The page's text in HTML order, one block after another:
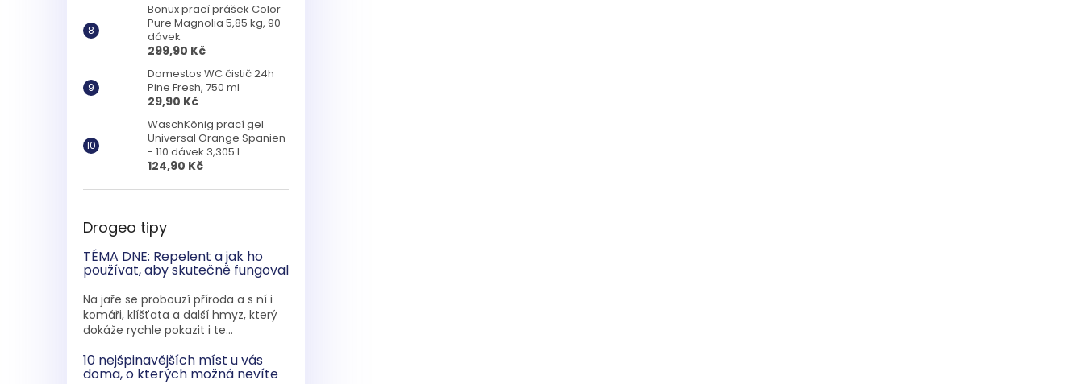
Bonux prací prášek Color
Pure Magnolia 5,85 kg, 90
dávek
299,90 Kč
Domestos WC čistič 24h
Pine Fresh, 750 ml
29,90 Kč
WaschKönig prací gel
Universal Orange Spanien
- 110 dávek 3,305 L
124,90 Kč
Drogeo tipy
TÉMA DNE: Repelent a jak ho
používat, aby skutečně fungoval
Na jaře se probouzí příroda a s ní i
komáři, klíšťata a další hmyz, který
dokáže rychle pokazit i te...
10 nejšpinavějších míst u vás
doma, o kterých možná nevíte